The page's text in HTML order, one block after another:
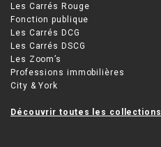
Les Carrés Rouge
Fonction publique
Les Carrés DCG
Les Carrés DSCG
Les Zoom’s
Professions immobilières
City & York
Découvrir toutes les collections